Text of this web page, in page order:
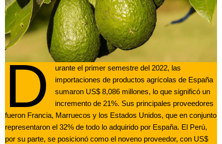
D
urante el primer semestre del 2022, las
importaciones de productos agrícolas de España
sumaron US$ 8,086 millones, lo que significó un
incremento de 21%. Sus principales proveedores
fueron Francia, Marruecos y los Estados Unidos, que en conjunto
representaron el 32% de todo lo adquirido por España. El Perú,
por su parte, se posicionó como el noveno proveedor, con US$